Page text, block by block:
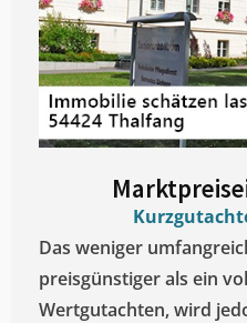
Das weniger
preisgünstiger als ein
Wertgutachten, wird